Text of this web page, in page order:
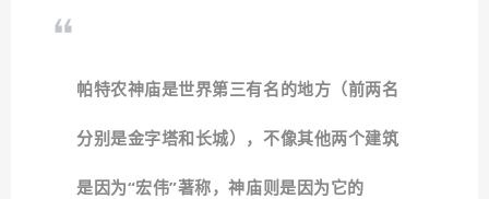
帕特农神庙是世界第三有名的地方（前两名
分别是金字塔和长城），不像其他两个建筑
是因为“宏伟”著称，神庙则是因为它的